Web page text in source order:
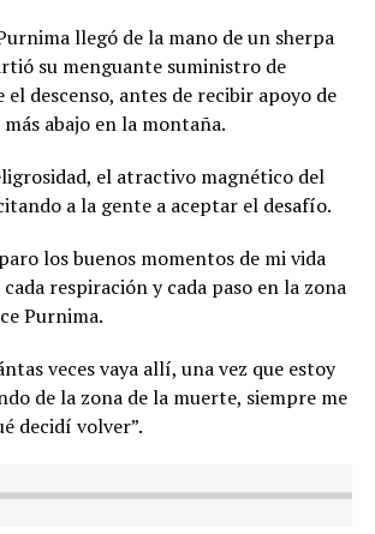
llegó de la mano de un sherpa
su menguante suministro de
descenso, antes de recibir apoyo de
abajo en la montaña.
el atractivo magnético del
a la gente a aceptar el desafío.
los buenos momentos de mi vida
respiración y cada paso en la zona
Purnima.
veces vaya allí, una vez que estoy
de la zona de la muerte, siempre me
decidí volver”.